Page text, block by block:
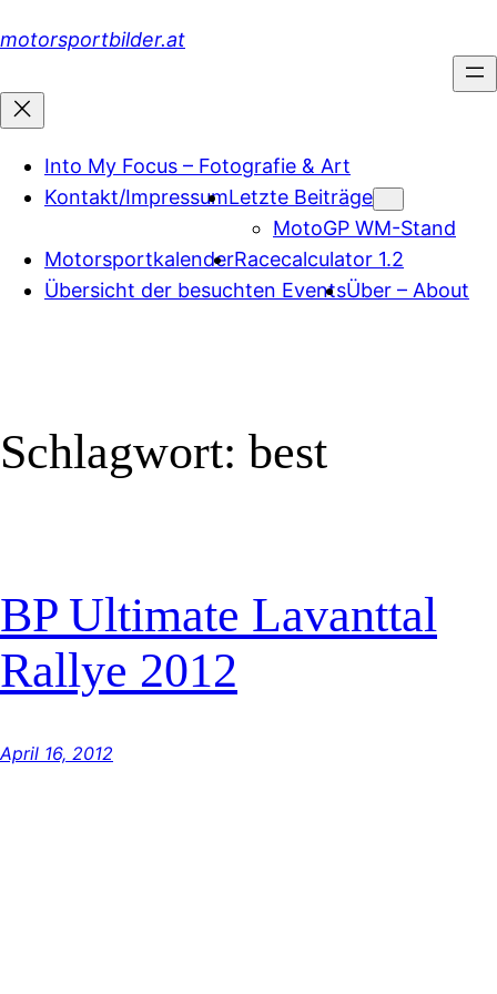
Inhalt
motorsportbilder.at
Into My Focus – Fotografie & Art
Kontakt/ImpressumLetzte Beiträge
MotoGP WM-Stand
MotorsportkalenderRacecalculator 1.2
Übersicht der besuchten EventsÜber – About
Schlagwort: best
BP Ultimate Lavanttal
Rallye 2012
April 16, 2012